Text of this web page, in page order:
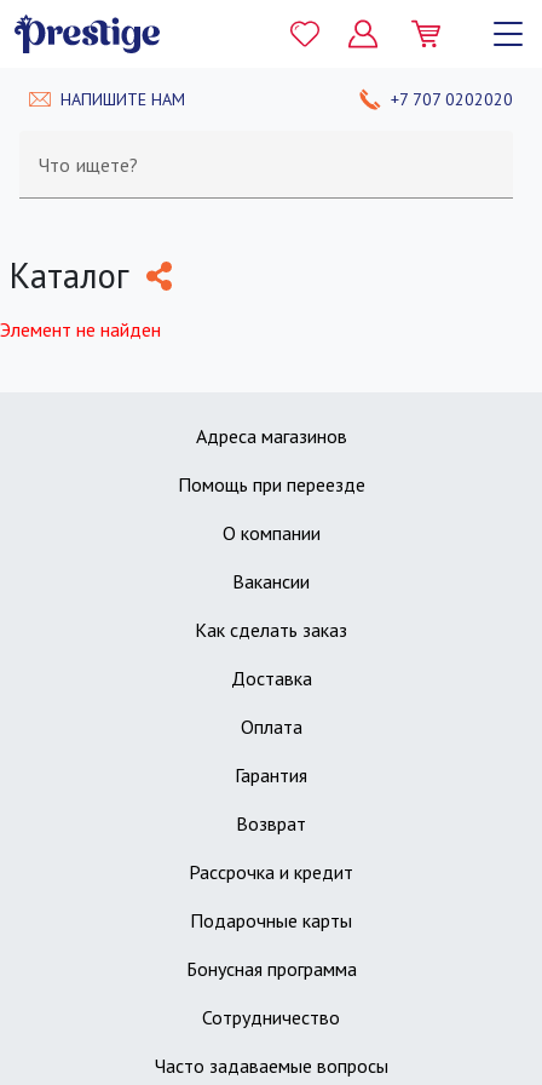
НАПИШИТЕ НАМ +7 707 0202020
Что ищете?
Каталог
Элемент не найден
Адреса магазинов
Помощь при переезде
О компании
Вакансии
Как сделать заказ
Доставка
Оплата
Гарантия
Возврат
Рассрочка и кредит
Подарочные карты
Бонусная программа
Сотрудничество
Часто задаваемые вопросы